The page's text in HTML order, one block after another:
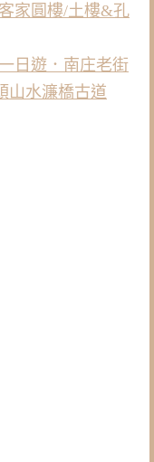
家圓樓/土樓&孔
日遊．南庄老街
山水濂橋古道